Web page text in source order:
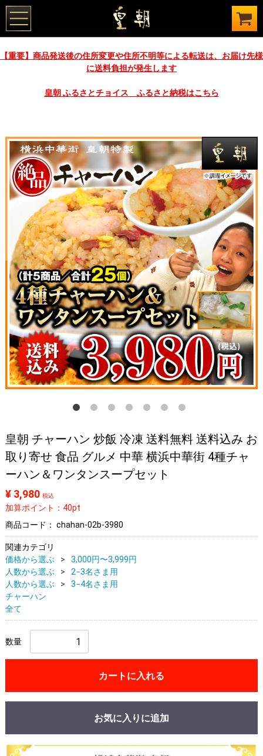
【重要】商品発送後の住所変更や住所不明等による転送は、お届け先様
に送料負担が発生します
皇朝 ふるさとチョイス ふるさと納税はこちら
皇朝 チャーハン 炒飯 冷凍 送料無料 送料込み お
取り寄せ 食品 グルメ 中華 横浜中華街 4種チャ
ーハン＆ワンタンスープセット
¥ 3,980 税込
加算ポイント：40pt
商品コード： chahan-02b-3980
関連カテゴリ
価格から選ぶ
3,000円〜3,999円
人数から選ぶ
2−3名さま用
人数から選ぶ
3−4名さま用
チャーハン
全て
数量
カートに入れる
お気に入りに追加